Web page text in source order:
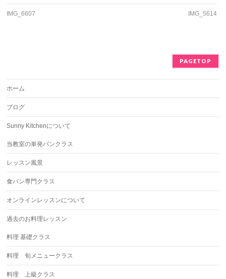
IMG_6607 IMG_5614
PAGETOP
ホーム
ブログ
Sunny Kitchenについて
当教室の単発パンクラス
レッスン風景
食パン専門クラス
オンラインレッスンについて
過去のお料理レッスン
料理 基礎クラス
料理 旬メニュークラス
料理 上級クラス